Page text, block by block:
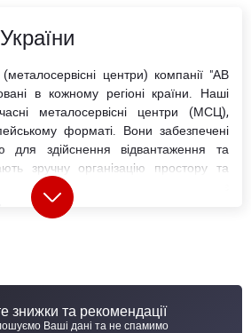
центри) компанії "АВ
в кожному регіоні країни. Наші
металосервісні центри (МСЦ),
форматі. Вони забезпечені
для здійснення відвантаження та
зручну організацію простору та
транспорту, що значно спрощує
а також реалізує товари
та світових виробників.
знижки та рекомендації
Ваші дані та не спамимо